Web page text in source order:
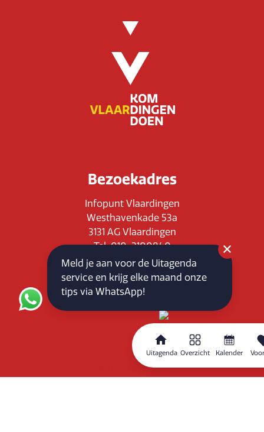
Uitagenda Overzicht Kalender
Bezoekadres
Infopunt Vlaardingen
Westhavenkade 53a
3131 AG Vlaardingen
Tel: 010-3100840
E-mail: info@vlaardingenpartners.nl
KvK: 71555544
BTW : NL858760939B01
Routeplanner
Meld je aan voor de Uitagenda
service en krijg elke maand onze
tips via WhatsApp!